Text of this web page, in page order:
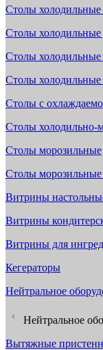
Столы
Столы холодильные
Столы холодильные
Столы холодильные
Столы с
Столы холодильно-
Столы морозильные
Столы морозильные
Витрины
Витрины
Витрины для
Кегераторы
Нейтральное
Нейтральное
Вытяжные